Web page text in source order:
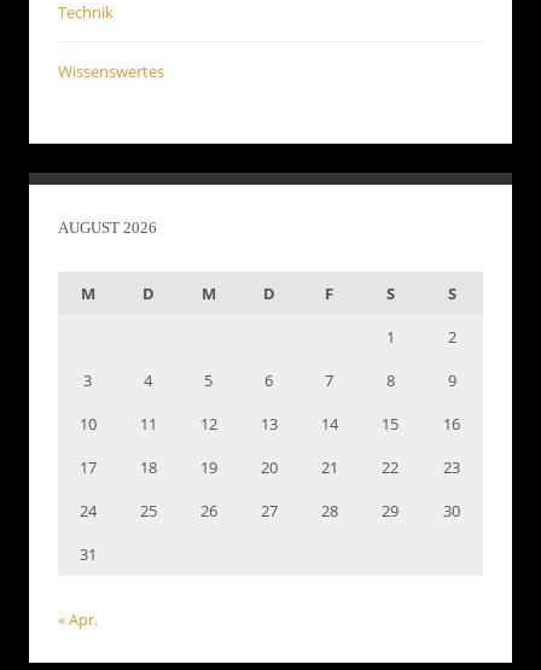
Technik
Wissenswertes
AUGUST 2026
M D M D F S
S
1
2
3
4 5 6 7 8
9
10
11 12 13 14 15
16
17
18 19 20 21 22
23
24
25 26 27 28 29
30
31
« Apr.